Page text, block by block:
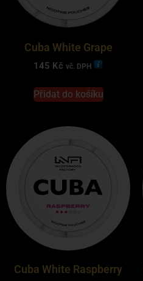
Cuba White Grape
145 Kč vč. DPH
Přidat do košíku
Cuba White Raspberry